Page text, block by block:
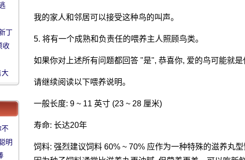
我的家人和邻居可以接受这种鸟的叫声。
5. 将有一个成熟和负责任的喂养主人照顾鸟类。
如果你对上述所有问题都回答 "是", 恭喜你, 爱的鸟可能就是
请继续阅读以下喂养说明。
一般长度: 9 ~ 11 英寸 (23 ~ 28 厘米)
寿命: 长达20年
饲料: 强烈建议饲料 60% ~ 70% 应作为一种特殊的滋养丸
丁
收
大
丁
收
大
不
明